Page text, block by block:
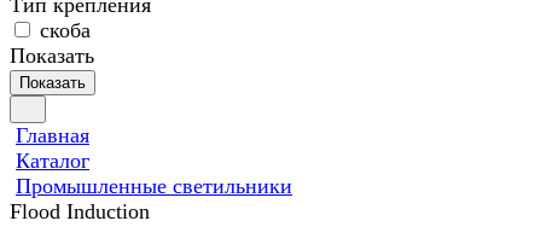
Тип крепления
скоба
Показать
Показать
Главная
Каталог
Промышленные светильники
Flood Induction